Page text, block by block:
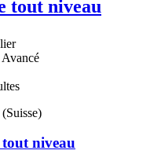
tout niveau
niveau